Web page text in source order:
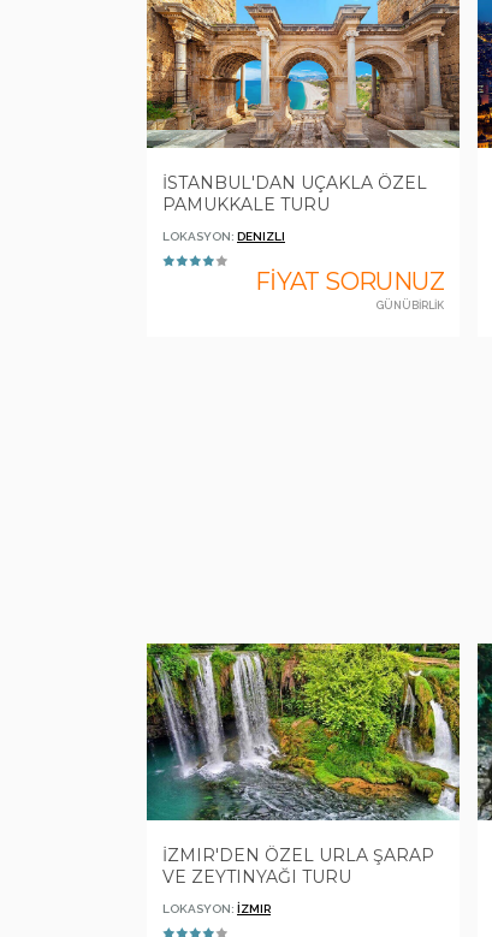
İSTANBUL'DAN UÇAKLA ÖZEL
PAMUKKALE TURU
LOKASYON: DENIZLI
FİYAT SORUNUZ
GÜNÜBİRLİK
İZMIR'DEN ÖZEL URLA ŞARAP
VE ZEYTINYAĞI TURU
LOKASYON: İZMIR